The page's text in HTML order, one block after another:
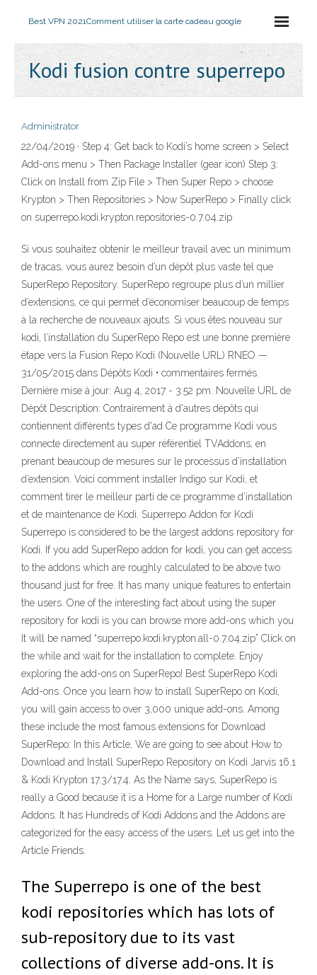
Best VPN 2021Comment utiliser la carte cadeau google
Kodi fusion contre superrepo
Administrator
22/04/2019 · Step 4: Get back to Kodi’s home screen > Select
Add-ons menu > Then Package Installer (gear icon) Step 3:
Click on Install from Zip File > Then Super Repo > choose
Krypton > Then Repositories > Now SuperRepo > Finally click
on superrepo.kodi.krypton.repositories-0.7.04.zip
Si vous souhaitez obtenir le meilleur travail avec un minimum
de tracas, vous aurez besoin d’un dépôt plus vaste tel que
SuperRepo Repository. SuperRepo regroupe plus d’un millier
d’extensions, ce qui permet d’économiser beaucoup de temps
à la recherche de nouveaux ajouts. Si vous êtes nouveau sur
kodi, l’installation du SuperRepo Repo est une bonne première
étape vers la Fusion Repo Kodi (Nouvelle URL) RNEO —
31/05/2015 dans Dépôts Kodi • commentaires fermés.
Dernière mise à jour: Aug 4, 2017 - 3:52 pm. Nouvelle URL de
Dépôt Description: Contrairement à d'autres dépôts qui
contiennent différents types d'ad Ce programme Kodi vous
connecte directement au super référentiel TVAddons, en
prenant beaucoup de mesures sur le processus d’installation
d’extension. Voici comment installer Indigo sur Kodi, et
comment tirer le meilleur parti de ce programme d’installation
et de maintenance de Kodi. Superrepo Addon for Kodi
Superrepo is considered to be the largest addons repository for
Kodi. If you add SuperRepo addon for kodi, you can get access
to the addons which are roughly calculated to be above two
thousand just for free. It has many unique features to entertain
the users. One of the interesting fact about using the super
repository for kodi is you can browse more add-ons which you
It will be named “superrepo.kodi.krypton.all-0.7.04.zip” Click on
the while and wait for the installation to complete. Enjoy
exploring the add-ons on SuperRepo! Best SuperRepo Kodi
Add-ons. Once you learn how to install SuperRepo on Kodi,
you will gain access to over 3,000 unique add-ons. Among
these include the most famous extensions for Download
SuperRepo: In this Article, We are going to see about How to
Download and Install SuperRepo Repository on Kodi Jarvis 16.1
& Kodi Krypton 17.3/17.4. As the Name says, SuperRepo is
really a Good because it is a Home for a Large number of Kodi
Addons. It has Hundreds of Kodi Addons and the Addons are
categorized for the easy access of the users. Let us get into the
Article Friends.
The Superrepo is one of the best
kodi repositories which has lots of
sub-repository due to its vast
collections of diverse add-ons. It is